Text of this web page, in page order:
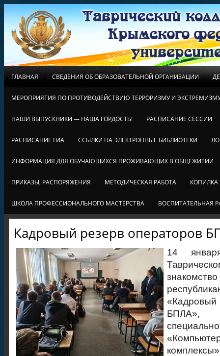
ГЛАВНАЯ СВЕДЕНИЯ ОБ ОБРАЗОВАТЕЛЬНОЙ ОРГАНИЗАЦИИ
МЕРОПРИЯТИЯ ПО ПРОТИВОДЕЙСТВИЮ ТЕРРОРИЗМУ И
НАШИ ВЫПУСКНИКИ — НАША ГОРДОСТЬ! РАСПИСАНИЕ СЕССИИ
РАСПИСАНИЕ ГИА ССЫЛКИ НА ЭЛЕКТРОННЫЕ БИБЛИОТЕКИ
ИНФОРМАЦИЯ ДЛЯ ОБУЧАЮЩИХСЯ ПРОЖИВАЮЩИХ В ОБЩЕЖИТИИ
ПРИКАЗЫ, РАСПОРЯЖЕНИЯ МЕТОДИЧЕСКАЯ РАБОТА КОПИЛКА
ШКОЛА ПРОФЕССИОНАЛЬНОГО МАСТЕРСТВА ВОСПИТАТЕЛЬНАЯ
Кадровый резерв операторов
14
«Кадровый
БПЛА»,